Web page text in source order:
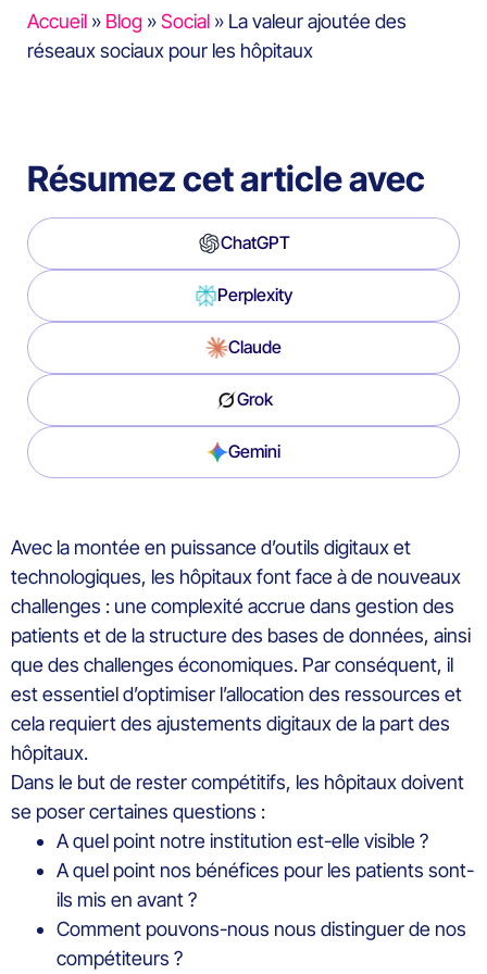
Accueil » Blog »Social » La valeur ajoutée des
réseaux sociaux pour les hôpitaux
Résumez cet article avec
ChatGPT
Perplexity
Claude
Grok
Gemini
Avec la montée en puissance d’outils digitaux et
technologiques, les hôpitaux font face à de nouveaux
challenges : une complexité accrue dans gestion des
patients et de la structure des bases de données, ainsi
que des challenges économiques. Par conséquent, il
est essentiel d’optimiser l’allocation des ressources et
cela requiert des ajustements digitaux de la part des
hôpitaux.
Dans le but de rester compétitifs, les hôpitaux doivent
se poser certaines questions :
A quel point notre institution est-elle visible ?
A quel point nos bénéfices pour les patients sont-
ils mis en avant ?
Comment pouvons-nous nous distinguer de nos
compétiteurs ?